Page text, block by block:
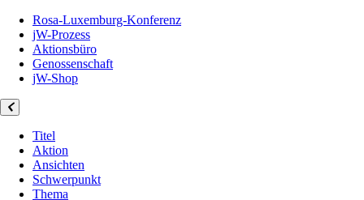
Rosa-Luxemburg-Konferenz
jW-Prozess
Aktionsbüro
Genossenschaft
jW-Shop
Titel
Aktion
Ansichten
Schwerpunkt
Thema